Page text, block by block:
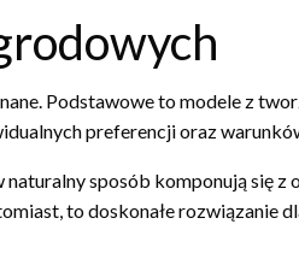
Podstawowe to modele z
preferencji oraz
sposób komponują się
to doskonałe rozwiązanie